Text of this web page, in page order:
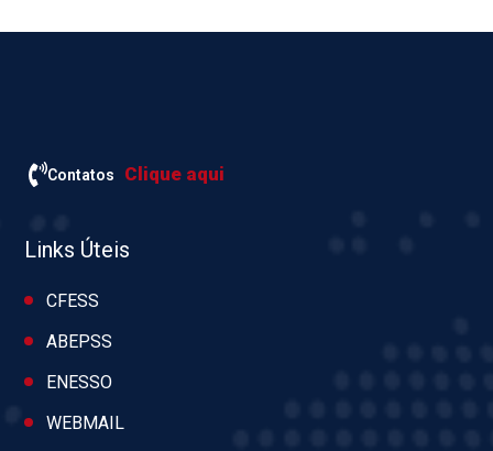
Contatos Clique aqui
Links Úteis
CFESS
ABEPSS
ENESSO
WEBMAIL